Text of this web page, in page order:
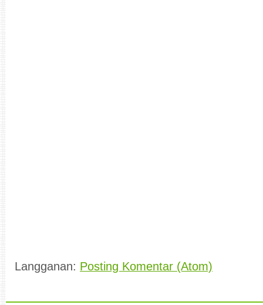
Langganan: Posting Komentar (Atom)